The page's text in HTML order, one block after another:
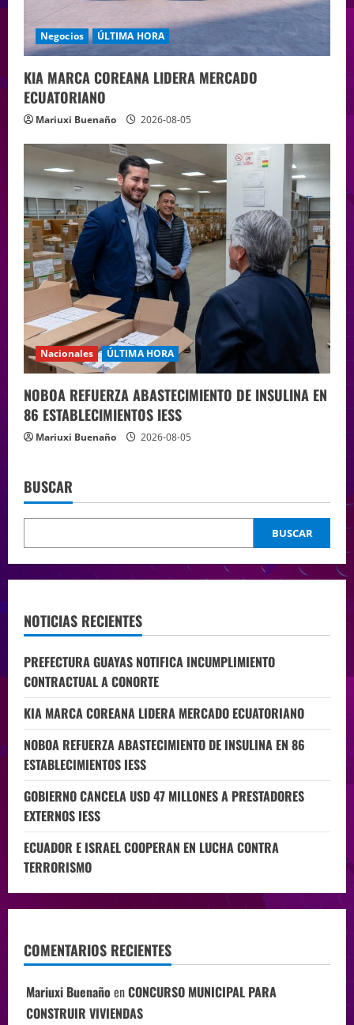
Negocios ÚLTIMA HORA
KIA MARCA COREANA LIDERA MERCADO
ECUATORIANO
Mariuxi Buenaño 2026-08-05
Nacionales ÚLTIMA HORA
NOBOA REFUERZA ABASTECIMIENTO DE INSULINA EN
86 ESTABLECIMIENTOS IESS
Mariuxi Buenaño 2026-08-05
BUSCAR
BUSCAR
NOTICIAS RECIENTES
PREFECTURA GUAYAS NOTIFICA INCUMPLIMIENTO
CONTRACTUAL A CONORTE
KIA MARCA COREANA LIDERA MERCADO ECUATORIANO
NOBOA REFUERZA ABASTECIMIENTO DE INSULINA EN 86
ESTABLECIMIENTOS IESS
GOBIERNO CANCELA USD 47 MILLONES A PRESTADORES
EXTERNOS IESS
ECUADOR E ISRAEL COOPERAN EN LUCHA CONTRA
TERRORISMO
COMENTARIOS RECIENTES
Mariuxi Buenaño enCONCURSO MUNICIPAL PARA
CONSTRUIR VIVIENDAS